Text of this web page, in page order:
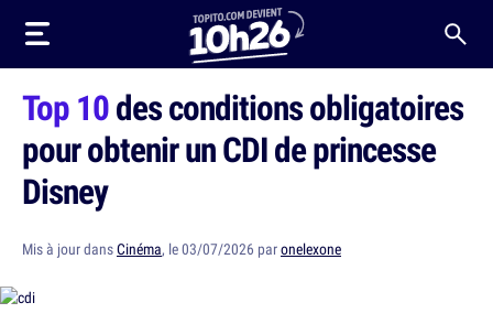
Top 10des conditions obligatoires
pour obtenir un CDI de princesse
Disney
Mis à jour dansCinéma, le 03/07/2026 paronelexone